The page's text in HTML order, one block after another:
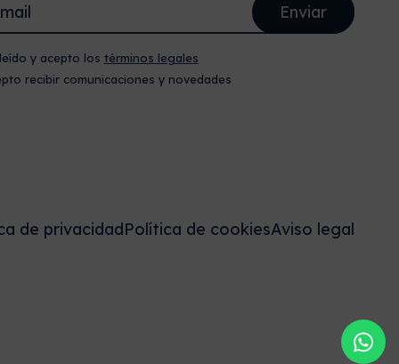
y acepto los términos legales
recibir comunicaciones y novedades
de privacidadPolítica de cookiesAviso legal